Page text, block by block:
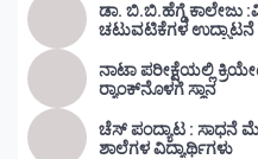
ಡಾ. ಬಿ.ಬಿ.ಹೆಗ್ಡೆ ಕಾಲೇಜು
ಚಟುವಟಿಕೆಗಳ ಉದ್ಘಾಟನೆ
ನಾಟಾ ಪರೀಕ್ಷೆಯಲ್ಲಿ
ರ‍್ಯಾಂಕ್‌ನೊಳಗೆ ಸ್ಥಾನ
ಚೆಸ್ ಪಂದ್ಯಾಟ : ಸಾಧನೆ ಮೆರೆದ ಎಚ್ಎಮ್ಎಮ್ ಹಾಗೂ
ಶಾಲೆಗಳ ವಿದ್ಯಾರ್ಥಿಗಳು